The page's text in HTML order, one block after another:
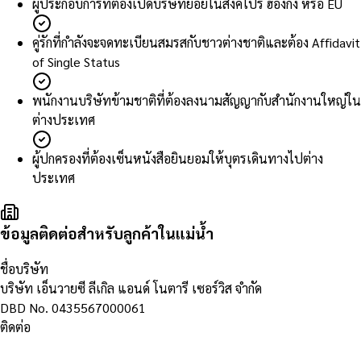
คู่รักที่กำลังจะจดทะเบียนสมรสกับชาวต่างชาติและต้อง Affidavit
of Single Status
พนักงานบริษัทข้ามชาติที่ต้องลงนามสัญญากับสำนักงานใหญ่ใน
ต่างประเทศ
ผู้ปกครองที่ต้องเซ็นหนังสือยินยอมให้บุตรเดินทางไปต่าง
ประเทศ
ข้อมูลติดต่อสำหรับลูกค้าในแม่น้ำ
ชื่อบริษัท
บริษัท เอ็นวายซี ลีเกิล แอนด์ โนตารี เซอร์วิส จำกัด
DBD No. 0435567000061
ติดต่อ